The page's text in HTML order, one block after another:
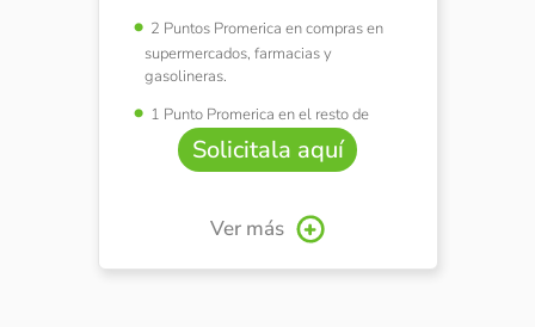
2 Puntos Promerica en compras en
supermercados, farmacias y
gasolineras.
1 Punto Promerica en el resto de
compras.
¡Tenemos una tarjeta ideal para ti!
Solicitala aquí
Ver más